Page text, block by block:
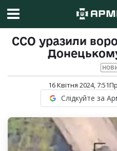
ССО уразили
16 Квітня 2024, 7:51
Слідкуйте за